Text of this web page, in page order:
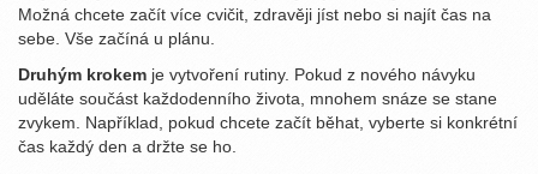
Možná chcete začít více cvičit, zdravěji jíst nebo si najít čas na
sebe. Vše začíná u plánu.
Druhým krokem je vytvoření rutiny. Pokud z nového návyku
uděláte součást každodenního života, mnohem snáze se stane
zvykem. Například, pokud chcete začít běhat, vyberte si konkrétní
čas každý den a držte se ho.